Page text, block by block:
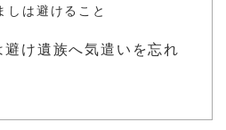
しは避けること
け遺族へ気遣いを忘れ